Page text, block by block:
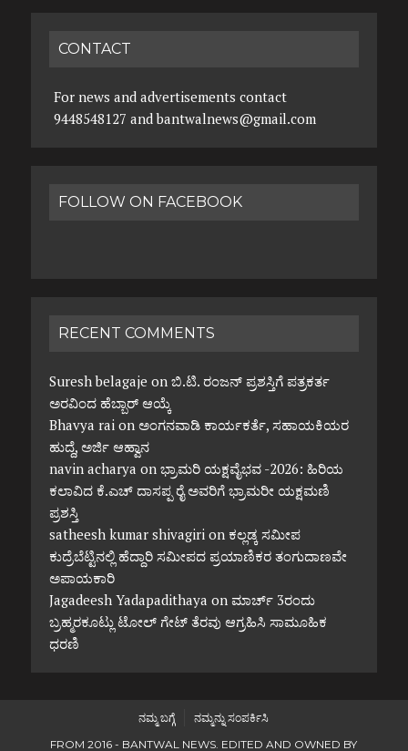
CONTACT
For news and advertisements contact
9448548127 and bantwalnews@gmail.com
FOLLOW ON FACEBOOK
RECENT COMMENTS
Suresh belagaje on ಬಿ.ಟಿ. ರಂಜನ್ ಪ್ರಶಸ್ತಿಗೆ ಪತ್ರಕರ್ತ
ಅರವಿಂದ ಹೆಬ್ಬಾರ್ ಆಯ್ಕೆ
Bhavya raion ಅಂಗನವಾಡಿ ಕಾರ್ಯಕರ್ತೆ, ಸಹಾಯಕಿಯರ
ಹುದ್ದೆ, ಅರ್ಜಿ ಆಹ್ವಾನ
navin acharya on ಭ್ರಾಮರಿ ಯಕ್ಷವೈಭವ -2026: ಹಿರಿಯ
ಕಲಾವಿದ ಕೆ.ಎಚ್ ದಾಸಪ್ಪ ರೈ ಅವರಿಗೆ ಭ್ರಾಮರೀ ಯಕ್ಷಮಣಿ
ಪ್ರಶಸ್ತಿ
satheesh kumar shivagirion ಕಲ್ಲಡ್ಕ ಸಮೀಪ
ಕುದ್ರೆಬೆಟ್ಟಿನಲ್ಲಿ ಹೆದ್ದಾರಿ ಸಮೀಪದ ಪ್ರಯಾಣಿಕರ ತಂಗುದಾಣವೇ
ಅಪಾಯಕಾರಿ
Jagadeesh Yadapadithaya on ಮಾರ್ಚ್ 3ರಂದು
ಬ್ರಹ್ಮರಕೂಟ್ಲು ಟೋಲ್ ಗೇಟ್ ತೆರವು ಆಗ್ರಹಿಸಿ ಸಾಮೂಹಿಕ
ಧರಣಿ
ನಮ್ಮ ಬಗ್ಗೆ
ನಮ್ಮನ್ನು ಸಂಪರ್ಕಿಸಿ
FROM 2016 - BANTWAL NEWS. EDITED AND OWNED BY